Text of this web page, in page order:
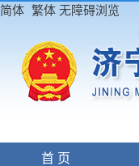
简体 繁体 无障碍浏览
首 页